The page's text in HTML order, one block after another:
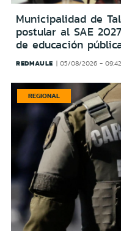
Municipalidad de
postular al SAE
de educación
REDMAULE 05/08/2026 -
REGIONAL